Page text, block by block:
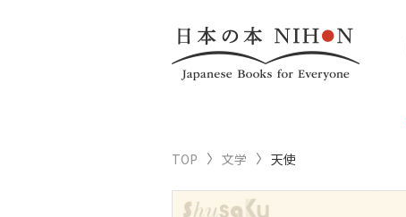
TOP 文学 天使